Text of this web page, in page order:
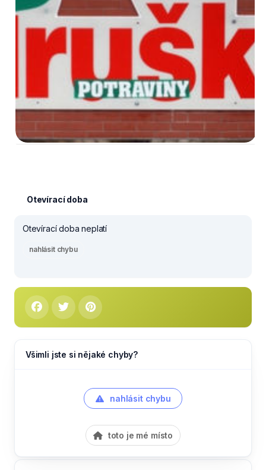
Otevírací doba
Otevírací doba neplatí
nahlásit chybu
Všimli jste si nějaké chyby?
nahlásit chybu
toto je mé místo